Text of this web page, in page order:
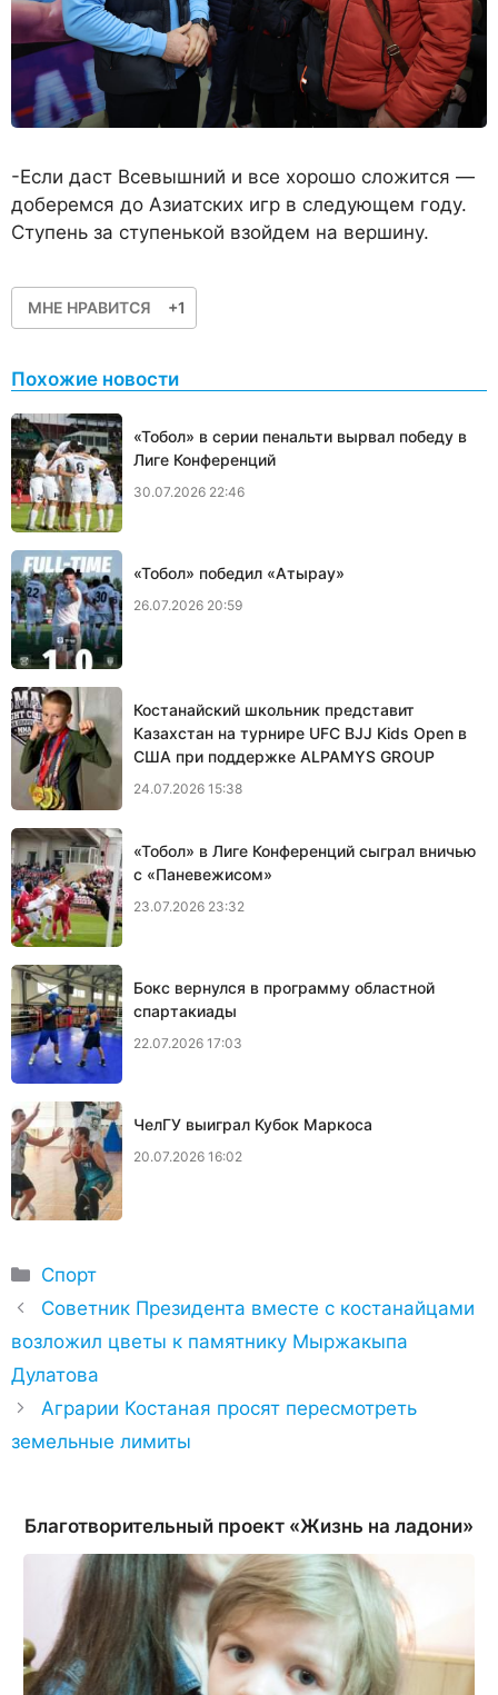
-Если даст Всевышний и все хорошо сложится —
доберемся до Азиатских игр в следующем году.
Ступень за ступенькой взойдем на вершину.
МНЕ НРАВИТСЯ +1
Похожие новости
«Тобол» в серии пенальти вырвал победу в
Лиге Конференций
30.07.2026 22:46
«Тобол» победил «Атырау»
26.07.2026 20:59
Костанайский школьник представит
Казахстан на турнире UFC BJJ Kids Open в
США при поддержке ALPAMYS GROUP
24.07.2026 15:38
«Тобол» в Лиге Конференций сыграл вничью
с «Паневежисом»
23.07.2026 23:32
Бокс вернулся в программу областной
спартакиады
22.07.2026 17:03
ЧелГУ выиграл Кубок Маркоса
20.07.2026 16:02
Рубрики
Спорт
Советник Президента вместе с костанайцами
возложил цветы к памятнику Мыржакыпа
Дулатова
Аграрии Костаная просят пересмотреть
земельные лимиты
Благотворительный проект «Жизнь на ладони»